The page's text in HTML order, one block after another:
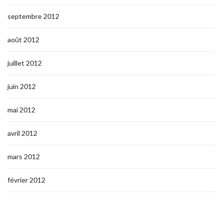
septembre 2012
août 2012
juillet 2012
juin 2012
mai 2012
avril 2012
mars 2012
février 2012